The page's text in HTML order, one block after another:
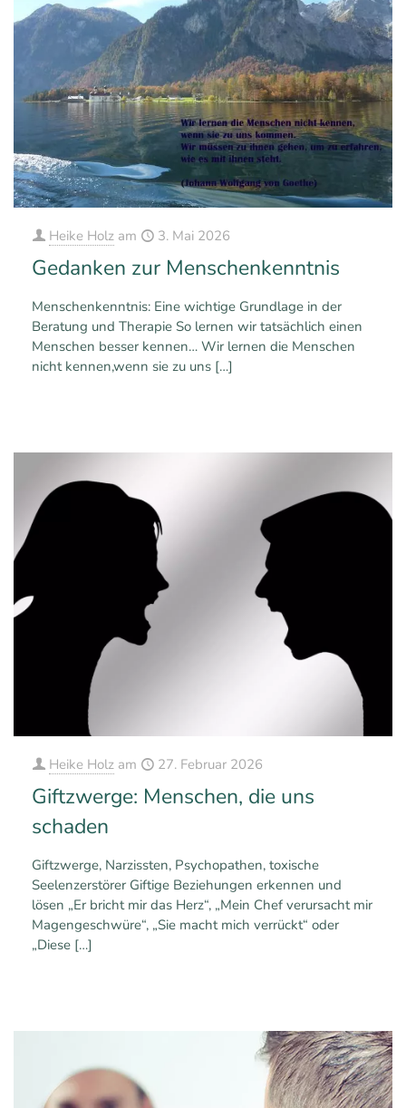
Heike Holz am 3. Mai 2026
Gedanken zur Menschenkenntnis
Menschenkenntnis: Eine wichtige Grundlage in der
Beratung und Therapie So lernen wir tatsächlich einen
Menschen besser kennen… Wir lernen die Menschen
nicht kennen,wenn sie zu uns […]
Heike Holz am 27. Februar 2026
Giftzwerge: Menschen, die uns
schaden
Giftzwerge, Narzissten, Psychopathen, toxische
Seelenzerstörer Giftige Beziehungen erkennen und
lösen „Er bricht mir das Herz“, „Mein Chef verursacht mir
Magengeschwüre“, „Sie macht mich verrückt“ oder
„Diese […]